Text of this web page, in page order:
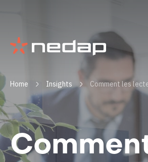
Home Insights Comment les